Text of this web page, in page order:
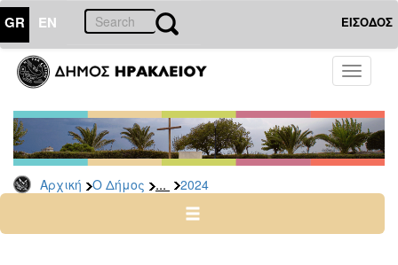
GR EN ΕΙΣΟΔΟΣ
Toggle
Αρχική Ο Δήμος ... 2024
ΔΗΜΟΣ
Δελτία
Τύπου
Αρχείο
2026
2024